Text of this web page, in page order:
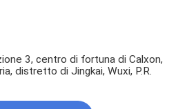
3, centro di fortuna di Calxon,
distretto di Jingkai, Wuxi, P.R.